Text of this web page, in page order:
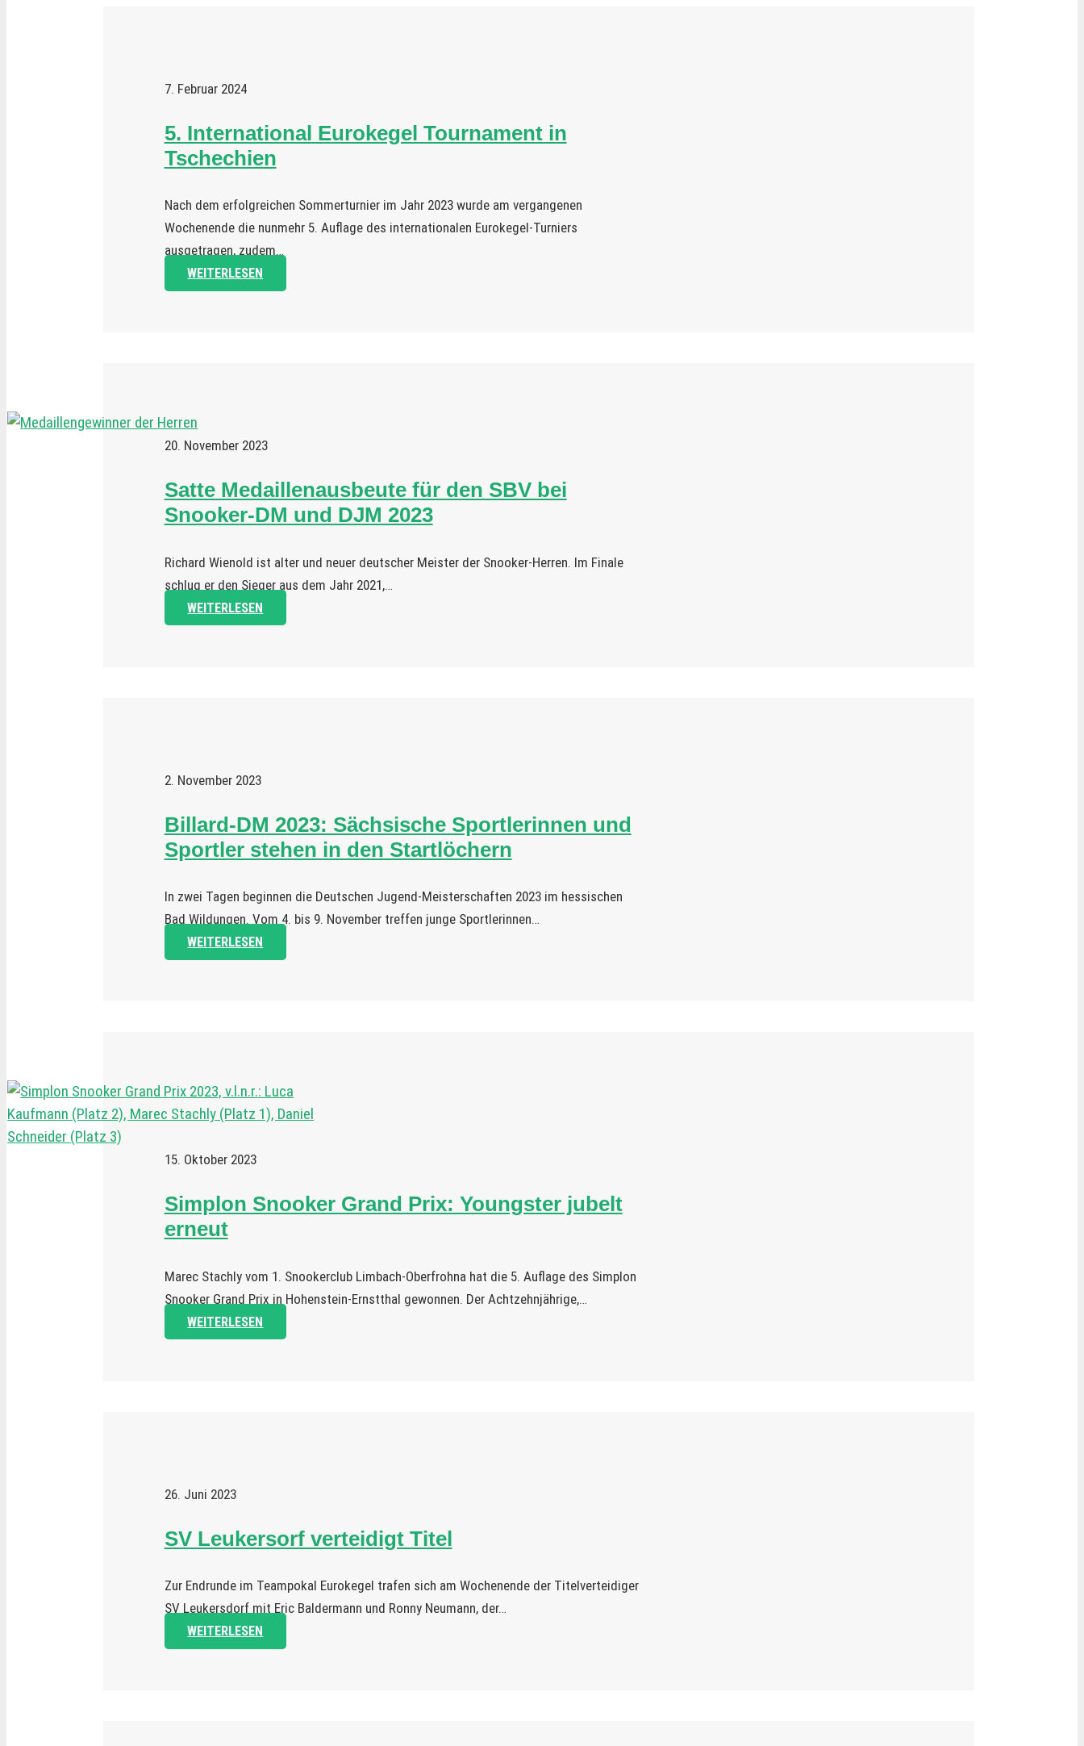
7. Februar 2024
5. International Eurokegel Tournament in
Tschechien
Nach dem erfolgreichen Sommerturnier im Jahr 2023 wurde am vergangenen
Wochenende die nunmehr 5. Auflage des internationalen Eurokegel-Turniers
ausgetragen, zudem…
WEITERLESEN
20. November 2023
Satte Medaillenausbeute für den SBV bei
Snooker-DM und DJM 2023
Richard Wienold ist alter und neuer deutscher Meister der Snooker-Herren. Im Finale
schlug er den Sieger aus dem Jahr 2021,…
WEITERLESEN
2. November 2023
Billard-DM 2023: Sächsische Sportlerinnen und
Sportler stehen in den Startlöchern
In zwei Tagen beginnen die Deutschen Jugend-Meisterschaften 2023 im hessischen
Bad Wildungen. Vom 4. bis 9. November treffen junge Sportlerinnen…
WEITERLESEN
15. Oktober 2023
Simplon Snooker Grand Prix: Youngster jubelt
erneut
Marec Stachly vom 1. Snookerclub Limbach-Oberfrohna hat die 5. Auflage des Simplon
Snooker Grand Prix in Hohenstein-Ernstthal gewonnen. Der Achtzehnjährige,…
WEITERLESEN
26. Juni 2023
SV Leukersorf verteidigt Titel
Zur Endrunde im Teampokal Eurokegel trafen sich am Wochenende der Titelverteidiger
SV Leukersdorf mit Eric Baldermann und Ronny Neumann, der…
WEITERLESEN